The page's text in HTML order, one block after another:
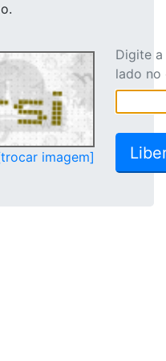
imagem]
Digite
lado no